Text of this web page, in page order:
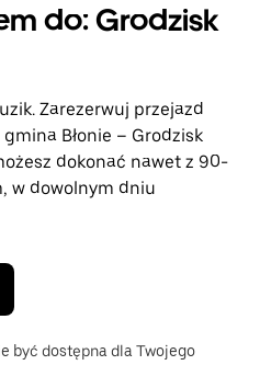
do: Grodzisk
Zarezerwuj przejazd
Błonie – Grodzisk
dokonać nawet z 90-
w dowolnym dniu
być dostępna dla Twojego